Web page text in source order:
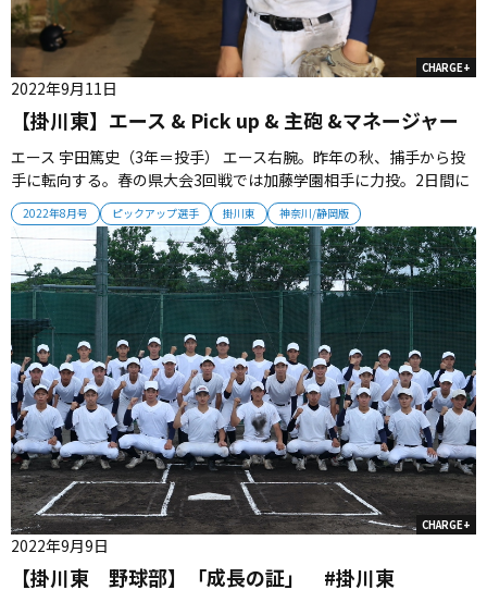
CHARGE+
2022年8月号 ピックアップ選手 掛川東 神奈川/静岡版
【掛川東】エース & Pick up & 主砲 &マネージャー
2022年9月11日
エース 宇田篤史（3年＝投手） エース右腕。昨年の秋、捕手から投
手に転向する。春の県大会3回戦では加藤学園相手に力投。2日間に
渡る11回を一人で投げ抜いて勝利に貢献した。「球を低めに集める
ことを常に意識しています」。 主砲 平尾優成（3年＝外野手） チー
ムNo.1の長打力を持つ。投げては最速141キロを誇る。春の大会で...
CHARGE+
【掛川東 野球部】「成長の証」 #掛川東
2022年9月9日